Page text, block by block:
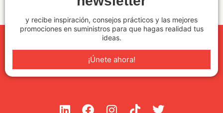
y recibe inspiración, consejos prácticos y las mejores
promociones en suministros para que hagas realidad tus
ideas.
¡Únete ahora!